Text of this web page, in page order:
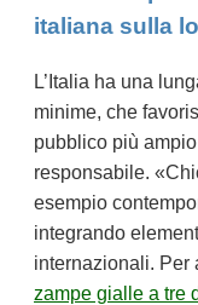
italiana sulla
L’Italia ha una
minime, che
pubblico più
responsabile.
esempio
integrando
internazionali. Per
zampe gialle a tre